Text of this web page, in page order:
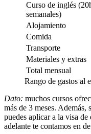
Curso de inglés
semanales)
Alojamiento
Comida
Transporte
Materiales y extras
Total mensual
Rango de gastos al
Dato: muchos cursos
más de 3 meses. Además,
puedes aplicar a la visa
adelante te contamos en